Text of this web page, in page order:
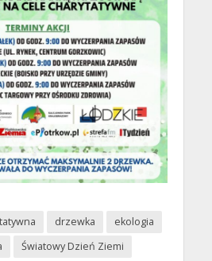
drzewka
ekologia
Światowy Dzień Ziemi